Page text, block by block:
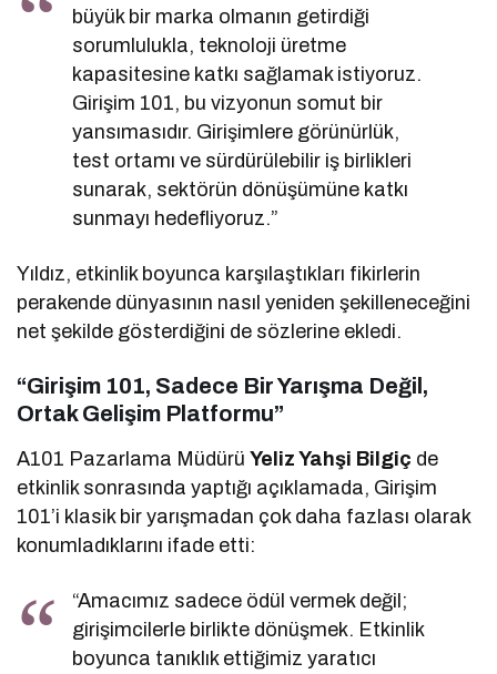
büyük bir marka olmanın getirdiği
sorumlulukla, teknoloji üretme
kapasitesine katkı sağlamak istiyoruz.
Girişim 101, bu vizyonun somut bir
yansımasıdır. Girişimlere görünürlük,
test ortamı ve sürdürülebilir iş birlikleri
sunarak, sektörün dönüşümüne katkı
sunmayı hedefliyoruz.”
Yıldız, etkinlik boyunca karşılaştıkları fikirlerin
perakende dünyasının nasıl yeniden şekilleneceğini
net şekilde gösterdiğini de sözlerine ekledi.
“Girişim 101, Sadece Bir Yarışma Değil,
Ortak Gelişim Platformu”
A101 Pazarlama MüdürüYeliz Yahşi Bilgiç de
etkinlik sonrasında yaptığı açıklamada, Girişim
101’i klasik bir yarışmadan çok daha fazlası olarak
konumladıklarını ifade etti:
“Amacımız sadece ödül vermek değil;
girişimcilerle birlikte dönüşmek. Etkinlik
boyunca tanıklık ettiğimiz yaratıcı